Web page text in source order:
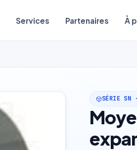
Services Partenaires À
SÉRIE SN